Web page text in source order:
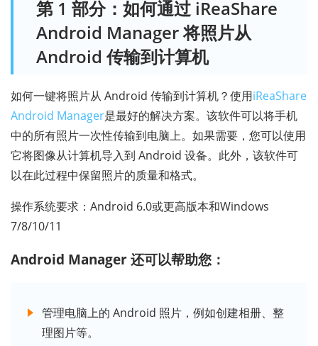
第 1 部分：如何通过 iReaShare
Android Manager 将照片从
Android 传输到计算机
如何一键将照片从 Android 传输到计算机？使用iReaShare
Android Manager是最好的解决方案。该软件可以将手机
中的所有照片一次性传输到电脑上。如果需要，您可以使用
它将图像从计算机导入到 Android 设备。此外，该软件可
以在此过程中保留照片的质量和格式。
操作系统要求：Android 6.0或更高版本和Windows
7/8/10/11
Android Manager 还可以帮助您：
管理电脑上的 Android 照片，例如创建相册、整
理图片等。